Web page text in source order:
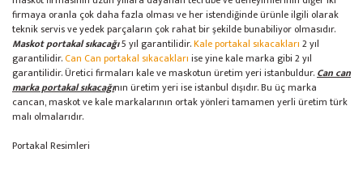
firmaya oranla çok daha fazla olması ve her istendiğinde ürünle ilgili olarak
teknik servis ve yedek parçaların çok rahat bir şekilde bunabiliyor olmasıdır.
Maskot portakal sıkacağı5 yıl garantilidir.Kale portakal sıkacakları 2 yıl
garantilidir.Can Can portakal sıkacakları ise yine kale marka gibi 2 yıl
garantilidir. Üretici firmaları kale ve maskotun üretim yeri istanbuldur.Can can
marka portakal sıkacağının üretim yeri ise istanbul dışıdır. Bu üç marka
cancan, maskot ve kale markalarının ortak yönleri tamamen yerli üretim türk
malı olmalarıdır.
Portakal Resimleri